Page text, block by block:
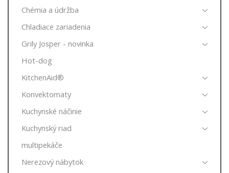
Chémia a údržba
Chladiace zariadenia
Grily Josper - novinka
Hot-dog
KitchenAid®
Konvektomaty
Kuchynské náčinie
Kuchynský riad
multipekáče
Nerezový nábytok